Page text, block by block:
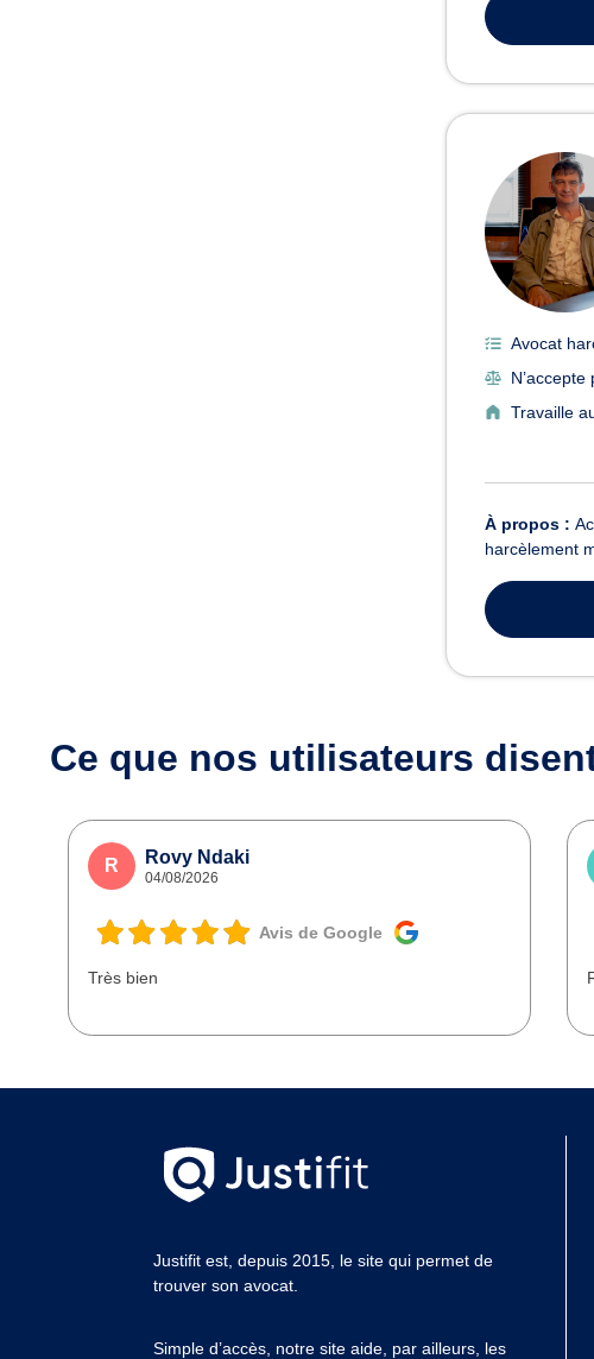
Avocat
N’accepte
Travaille
À propos :
harcèlement
Ce que nos utilisateurs
R Rovy Ndaki
04/08/2026
Avis de Google
Très bien
Justifit est, depuis 2015, le site qui permet de
trouver son avocat.
Simple d’accès, notre site aide, par ailleurs, les